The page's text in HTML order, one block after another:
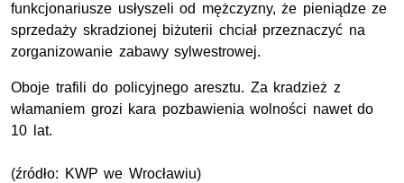
funkcjonariusze usłyszeli od mężczyzny, że pieniądze ze
sprzedaży skradzionej biżuterii chciał przeznaczyć na
zorganizowanie zabawy sylwestrowej.
Oboje trafili do policyjnego aresztu. Za kradzież z
włamaniem grozi kara pozbawienia wolności nawet do
10 lat.
(źródło: KWP we Wrocławiu)